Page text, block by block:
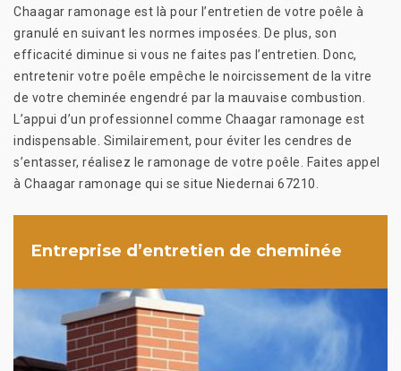
Chaagar ramonage est là pour l’entretien de votre poêle à
granulé en suivant les normes imposées. De plus, son
efficacité diminue si vous ne faites pas l’entretien. Donc,
entretenir votre poêle empêche le noircissement de la vitre
de votre cheminée engendré par la mauvaise combustion.
L’appui d’un professionnel comme Chaagar ramonage est
indispensable. Similairement, pour éviter les cendres de
s’entasser, réalisez le ramonage de votre poêle. Faites appel
à Chaagar ramonage qui se situe Niedernai 67210.
Entreprise d’entretien de cheminée